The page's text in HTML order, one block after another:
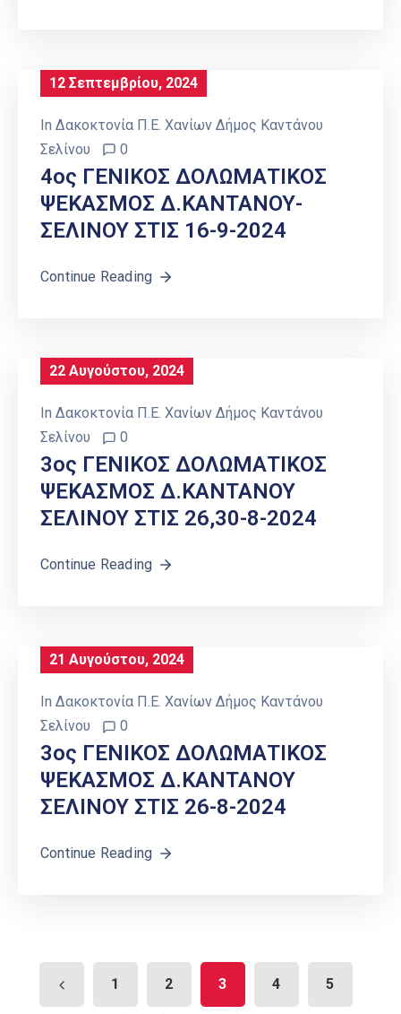
12 Σεπτεμβρίου, 2024
In Δακοκτονία Π.Ε. Χανίων Δήμος Καντάνου
Σελίνου
0
4ος ΓΕΝΙΚΟΣ ΔΟΛΩΜΑΤΙΚΟΣ
ΨΕΚΑΣΜΟΣ Δ.ΚΑΝΤΑΝΟΥ-
ΣΕΛΙΝΟΥ ΣΤΙΣ 16-9-2024
Continue Reading
22 Αυγούστου, 2024
In Δακοκτονία Π.Ε. Χανίων Δήμος Καντάνου
Σελίνου
0
3ος ΓΕΝΙΚΟΣ ΔΟΛΩΜΑΤΙΚΟΣ
ΨΕΚΑΣΜΟΣ Δ.ΚΑΝΤΑΝΟΥ
ΣΕΛΙΝΟΥ ΣΤΙΣ 26,30-8-2024
Continue Reading
21 Αυγούστου, 2024
In Δακοκτονία Π.Ε. Χανίων Δήμος Καντάνου
Σελίνου
0
3ος ΓΕΝΙΚΟΣ ΔΟΛΩΜΑΤΙΚΟΣ
ΨΕΚΑΣΜΟΣ Δ.ΚΑΝΤΑΝΟΥ
ΣΕΛΙΝΟΥ ΣΤΙΣ 26-8-2024
Continue Reading
1 2 3 4 5